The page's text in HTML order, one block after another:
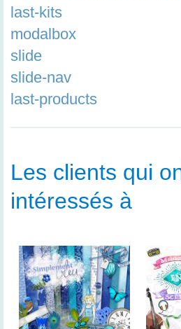
last-kits
modalbox
slide
slide-nav
last-products
Les clients qui
intéressés à